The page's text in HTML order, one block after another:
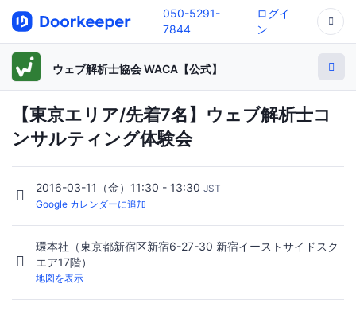
050-5291-
7844
ログイ
ン
ウェブ解析士協会 WACA【公式】
【東京エリア/先着7名】ウェブ解析士コ
ンサルティング体験会
2016-03-11（金）11:30 - 13:30 JST
Google カレンダーに追加
環本社（東京都新宿区新宿6-27-30 新宿イーストサイドスク
エア17階）
地図を表示